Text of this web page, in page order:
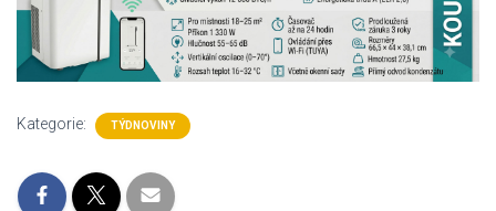
Kategorie: TÝDNOVINY